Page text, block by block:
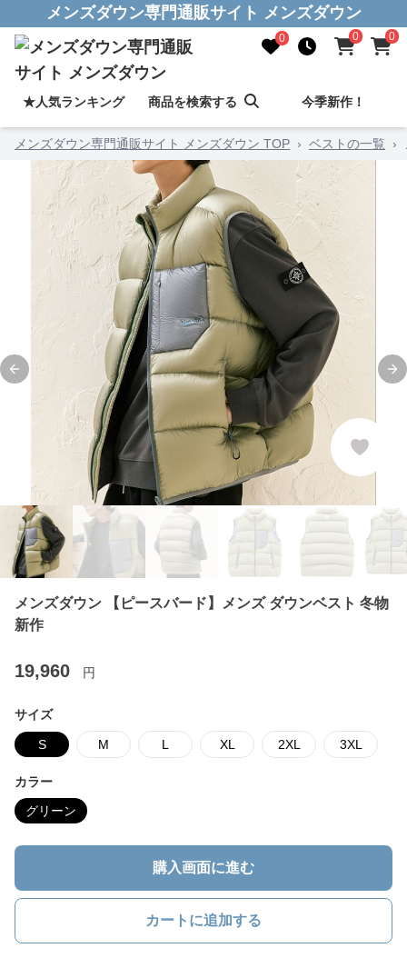
メンズダウン専門通販サイト メンズダウン
0 0 0
★人気ランキング 商品を検索する 今季新作！
メンズダウン専門通販サイト メンズダウン TOP › ベストの一覧 ›
Previous slide
メンズダウン 【ピースバード】メンズ ダウンベスト 冬物
新作
19,960 円
サイズ
S M L XL 2XL 3XL
カラー
グリーン
購入画面に進む
カートに追加する